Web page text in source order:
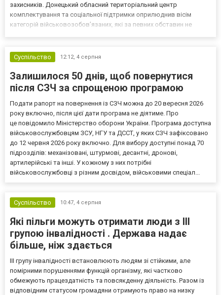
захисників. Донецький обласний територіальний центр
комплектування та соціальної підтримки оприлюднив вісім
категорій військовозобов’язаних, які за певних обставин не
Суспільство
12:12, 4 серпня
Залишилося 50 днів, щоб повернутися
після СЗЧ за спрощеною програмою
Подати рапорт на повернення із СЗЧ можна до 20 вересня 2026
року включно, після цієї дати програма не діятиме. Про
це повідомило Міністерство оборони України. Програма доступна
військовослужбовцям ЗСУ, НГУ та ДССТ, у яких СЗЧ зафіксовано
до 12 червня 2026 року включно. Для вибору доступні понад 70
підрозділів: механізовані, штурмові, десантні, дронові,
артилерійські та інші. У кожному з них потрібні
військовослужбовці з різним досвідом, військовими спеціал...
Суспільство 10:47, 4 серпня
Які пільги можуть отримати люди з III
групою інвалідності . Держава надає
більше, ніж здається
III групу інвалідності встановлюють людям зі стійкими, але
помірними порушеннями функцій організму, які частково
обмежують працездатність та повсякденну діяльність. Разом із
відповідним статусом громадяни отримують право на низку